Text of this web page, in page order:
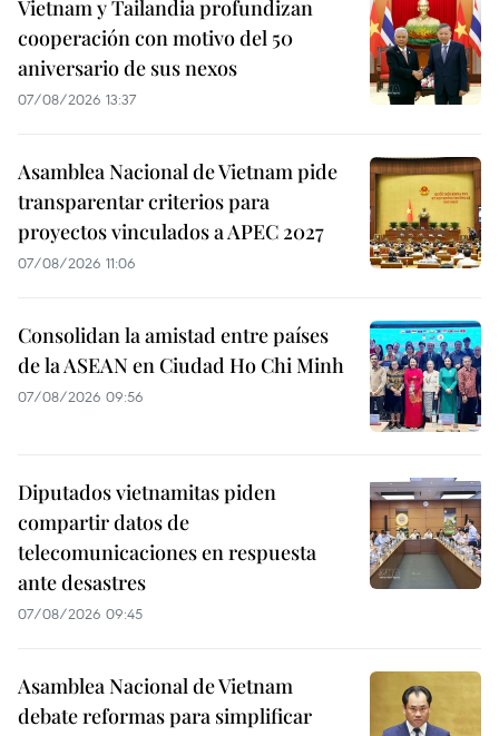
Vietnam y Tailandia profundizan
cooperación con motivo del 50
aniversario de sus nexos
07/08/2026 13:37
Asamblea Nacional de Vietnam pide
transparentar criterios para
proyectos vinculados a APEC 2027
07/08/2026 11:06
Consolidan la amistad entre países
de la ASEAN en Ciudad Ho Chi Minh
07/08/2026 09:56
Diputados vietnamitas piden
compartir datos de
telecomunicaciones en respuesta
ante desastres
07/08/2026 09:45
Asamblea Nacional de Vietnam
debate reformas para simplificar